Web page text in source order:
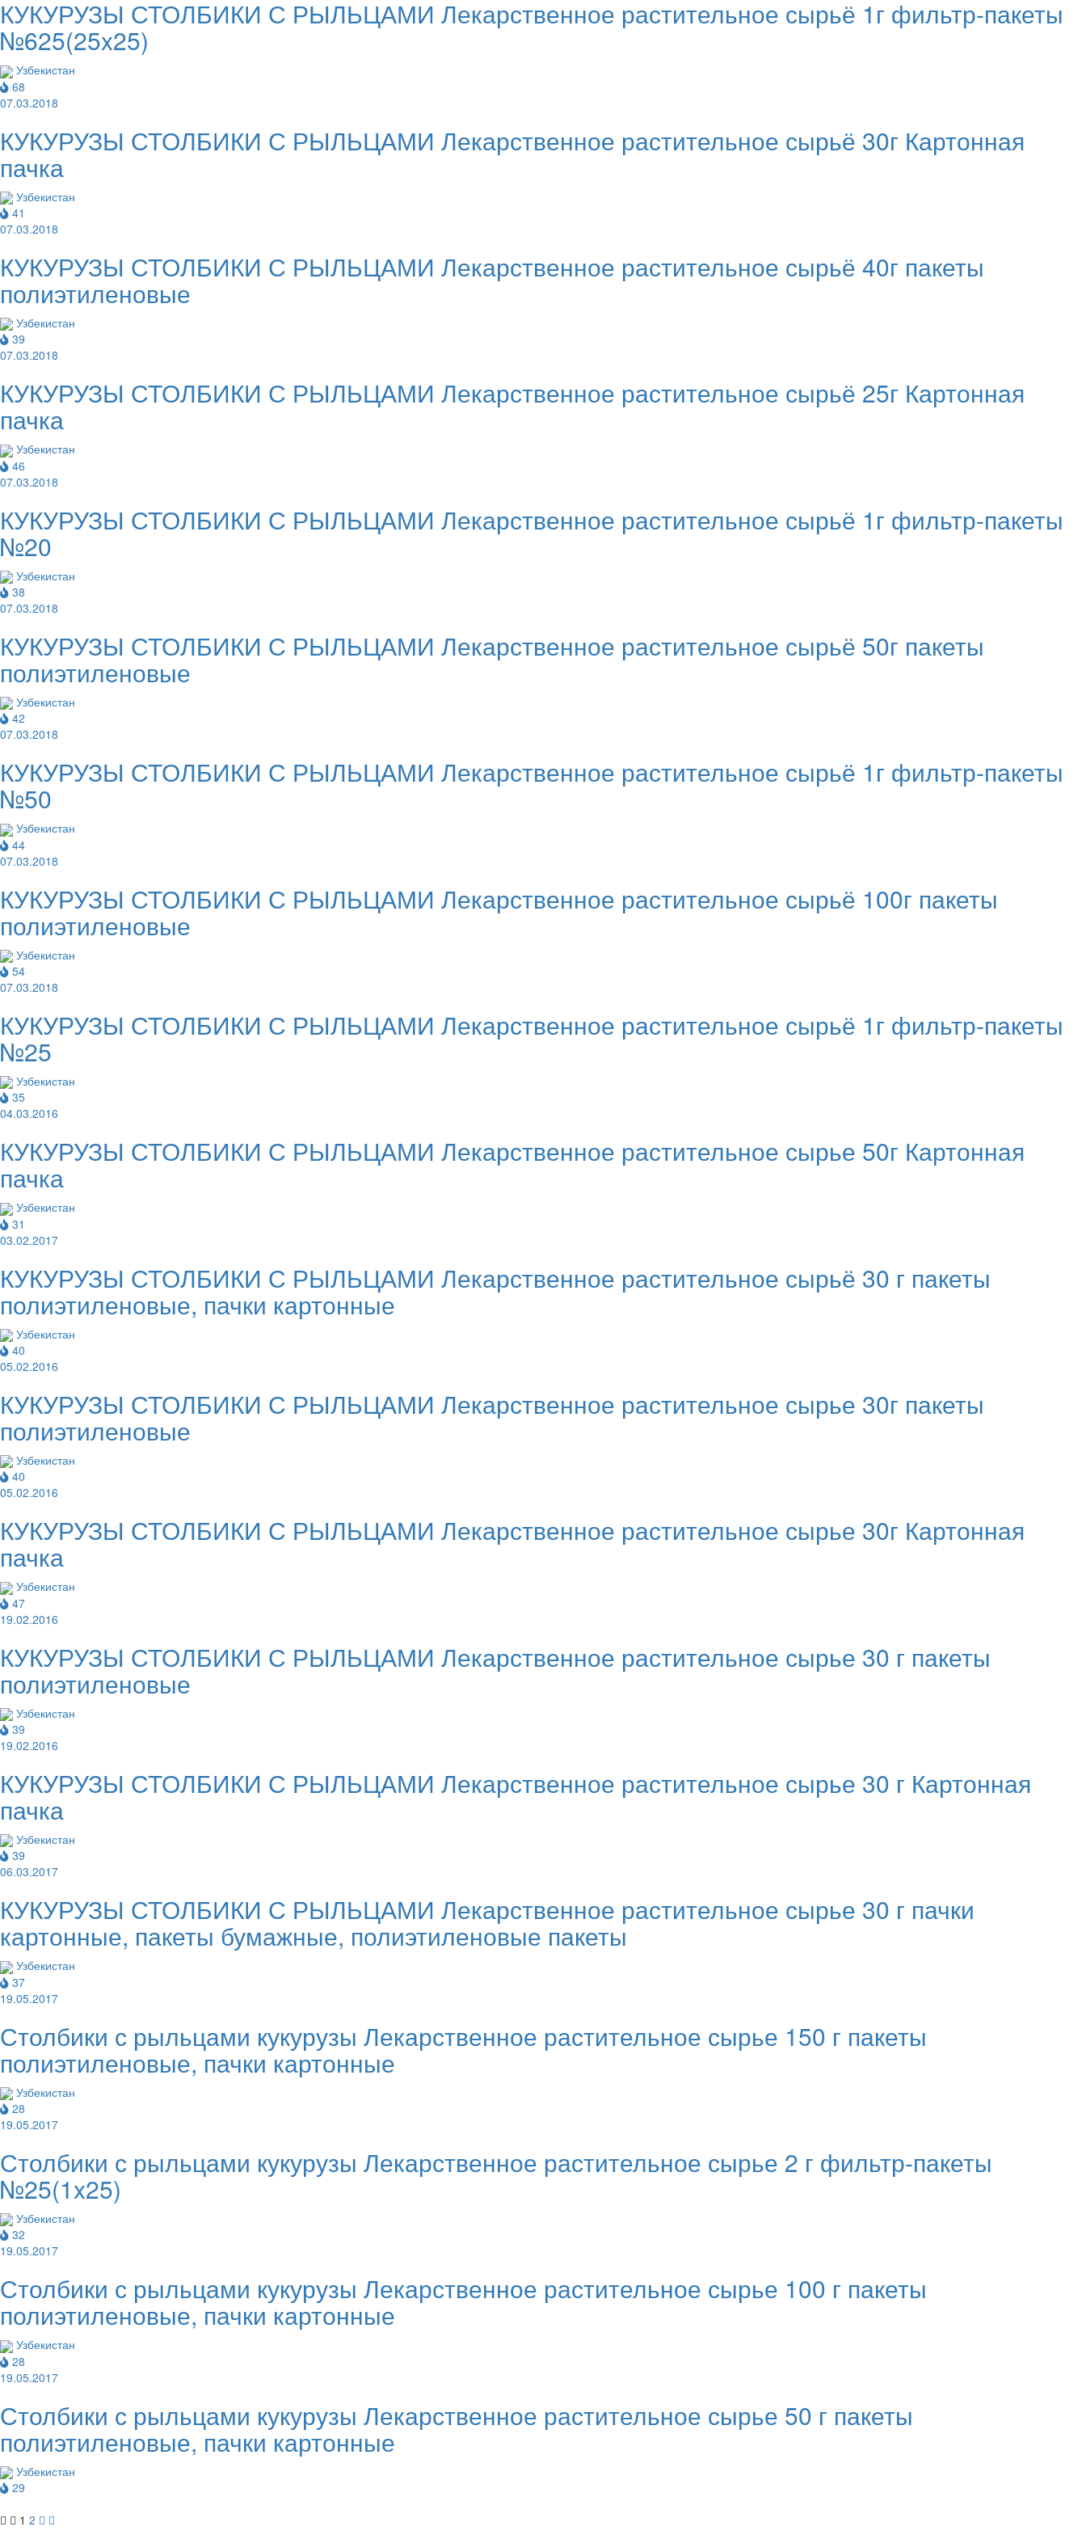
КУКУРУЗЫ СТОЛБИКИ С РЫЛЬЦАМИ Лекарственное растительное сырьё 1г фильтр-пакеты
№625(25x25)
Узбекистан
68
07.03.2018
КУКУРУЗЫ СТОЛБИКИ С РЫЛЬЦАМИ Лекарственное растительное сырьё 30г Картонная
пачка
Узбекистан
41
07.03.2018
КУКУРУЗЫ СТОЛБИКИ С РЫЛЬЦАМИ Лекарственное растительное сырьё 40г пакеты
полиэтиленовые
Узбекистан
39
07.03.2018
КУКУРУЗЫ СТОЛБИКИ С РЫЛЬЦАМИ Лекарственное растительное сырьё 25г Картонная
пачка
Узбекистан
46
07.03.2018
КУКУРУЗЫ СТОЛБИКИ С РЫЛЬЦАМИ Лекарственное растительное сырьё 1г фильтр-пакеты
№20
Узбекистан
38
07.03.2018
КУКУРУЗЫ СТОЛБИКИ С РЫЛЬЦАМИ Лекарственное растительное сырьё 50г пакеты
полиэтиленовые
Узбекистан
42
07.03.2018
КУКУРУЗЫ СТОЛБИКИ С РЫЛЬЦАМИ Лекарственное растительное сырьё 1г фильтр-пакеты
№50
Узбекистан
44
07.03.2018
КУКУРУЗЫ СТОЛБИКИ С РЫЛЬЦАМИ Лекарственное растительное сырьё 100г пакеты
полиэтиленовые
Узбекистан
54
07.03.2018
КУКУРУЗЫ СТОЛБИКИ С РЫЛЬЦАМИ Лекарственное растительное сырьё 1г фильтр-пакеты
№25
Узбекистан
35
04.03.2016
КУКУРУЗЫ СТОЛБИКИ С РЫЛЬЦАМИ Лекарственное растительное сырье 50г Картонная
пачка
Узбекистан
31
03.02.2017
КУКУРУЗЫ СТОЛБИКИ С РЫЛЬЦАМИ Лекарственное растительное сырьё 30 г пакеты
полиэтиленовые, пачки картонные
Узбекистан
40
05.02.2016
КУКУРУЗЫ СТОЛБИКИ С РЫЛЬЦАМИ Лекарственное растительное сырье 30г пакеты
полиэтиленовые
Узбекистан
40
05.02.2016
КУКУРУЗЫ СТОЛБИКИ С РЫЛЬЦАМИ Лекарственное растительное сырье 30г Картонная
пачка
Узбекистан
47
19.02.2016
КУКУРУЗЫ СТОЛБИКИ С РЫЛЬЦАМИ Лекарственное растительное сырье 30 г пакеты
полиэтиленовые
Узбекистан
39
19.02.2016
КУКУРУЗЫ СТОЛБИКИ С РЫЛЬЦАМИ Лекарственное растительное сырье 30 г Картонная
пачка
Узбекистан
39
06.03.2017
КУКУРУЗЫ СТОЛБИКИ С РЫЛЬЦАМИ Лекарственное растительное сырье 30 г пачки
картонные, пакеты бумажные, полиэтиленовые пакеты
Узбекистан
37
19.05.2017
Столбики с рыльцами кукурузы Лекарственное растительное сырье 150 г пакеты
полиэтиленовые, пачки картонные
Узбекистан
28
19.05.2017
Столбики с рыльцами кукурузы Лекарственное растительное сырье 2 г фильтр-пакеты
№25(1x25)
Узбекистан
32
19.05.2017
Столбики с рыльцами кукурузы Лекарственное растительное сырье 100 г пакеты
полиэтиленовые, пачки картонные
Узбекистан
28
19.05.2017
Столбики с рыльцами кукурузы Лекарственное растительное сырье 50 г пакеты
полиэтиленовые, пачки картонные
Узбекистан
29
1 2